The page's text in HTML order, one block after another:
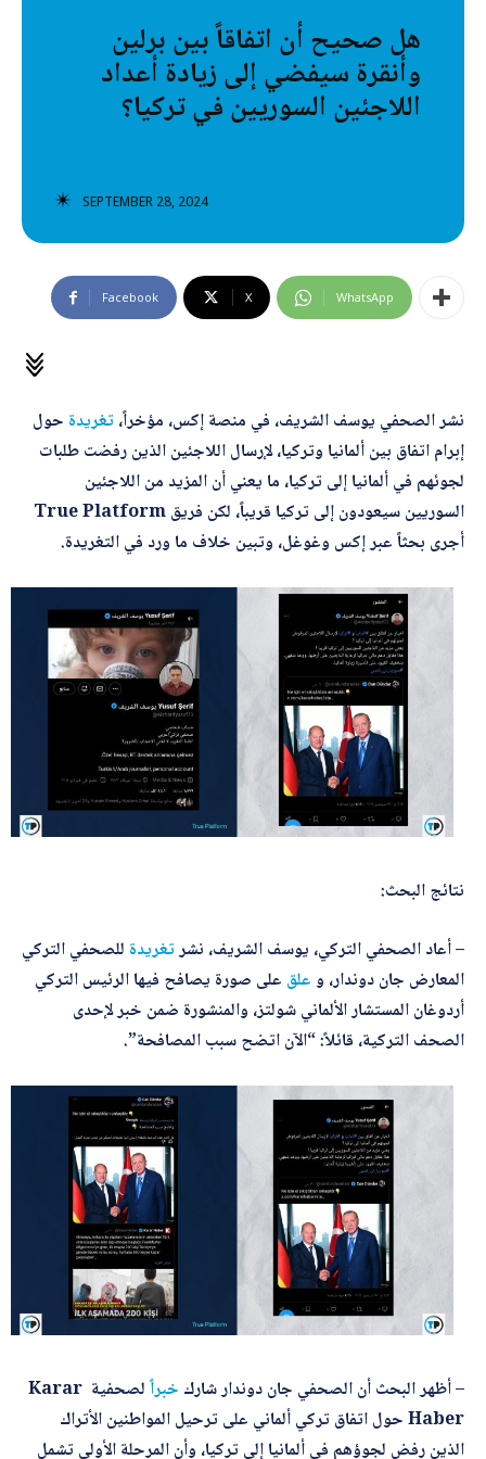
تصنيفات إضافية
المعلومات الخاطئة
المعلومات المضللة
رئيسية
اسم المصحّح*
بريدك الإلكتروني*
ل
ك
هل صحيح أن اتفاقاً بين برلين
وأنقرة سيفضي إلى زيادة أعداد
اللاجئين السوريين في تركيا؟
SEPTEMBER 28, 2024
Facebook X WhatsApp
نشر الصحفي يوسف الشريف، في منصة إكس، مؤخراً، تغريدة حول
إبرام اتفاق بين ألمانيا وتركيا، لإرسال اللاجئين الذين رفضت طلبات
لجوئهم في ألمانيا إلى تركيا، ما يعني أن المزيد من اللاجئين
السوريين سيعودون إلى تركيا قريباً، لكن فريق True Platform
أجرى بحثاً عبر إكس وغوغل، وتبين خلاف ما ورد في التغريدة.
نتائج البحث:
– أعاد الصحفي التركي، يوسف الشريف، نشرتغريدة للصحفي التركي
المعارض جان دوندار، و علق على صورة يصافح فيها الرئيس التركي
أردوغان المستشار الألماني شولتز، والمنشورة ضمن خبر لإحدى
الصحف التركية، قائلاً: “الآن اتضح سبب المصافحة”.
– أظهر البحث أن الصحفي جان دوندار شارك خبراً
لصحفية Karar
Haber حول اتفاق تركي ألماني على ترحيل المواطنين الأتراك
الذين رفض لجوؤهم في ألمانيا إلى تركيا، وأن المرحلة الأولى تشمل